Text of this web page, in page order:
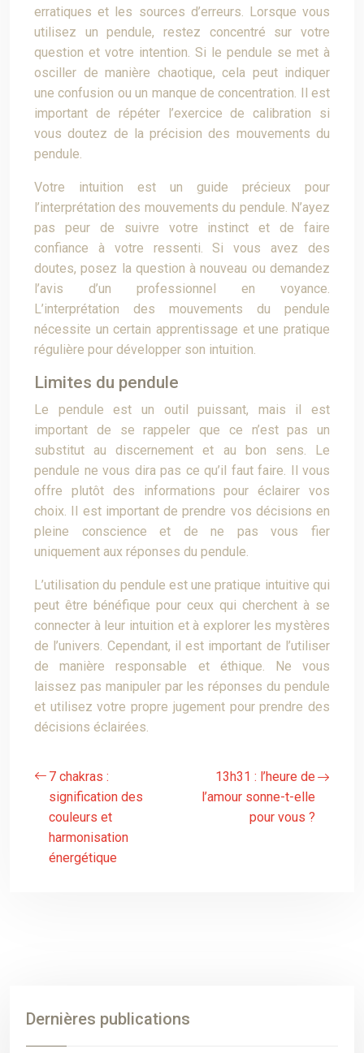
erratiques et les sources d’erreurs. Lorsque vous
utilisez un pendule, restez concentré sur votre
question et votre intention. Si le pendule se met à
osciller de manière chaotique, cela peut indiquer
une confusion ou un manque de concentration. Il est
important de répéter l’exercice de calibration si
vous doutez de la précision des mouvements du
pendule.
Votre intuition est un guide précieux pour
l’interprétation des mouvements du pendule. N’ayez
pas peur de suivre votre instinct et de faire
confiance à votre ressenti. Si vous avez des
doutes, posez la question à nouveau ou demandez
l’avis d’un professionnel en voyance.
L’interprétation des mouvements du pendule
nécessite un certain apprentissage et une pratique
régulière pour développer son intuition.
Limites du pendule
Le pendule est un outil puissant, mais il est
important de se rappeler que ce n’est pas un
substitut au discernement et au bon sens. Le
pendule ne vous dira pas ce qu’il faut faire. Il vous
offre plutôt des informations pour éclairer vos
choix. Il est important de prendre vos décisions en
pleine conscience et de ne pas vous fier
uniquement aux réponses du pendule.
L’utilisation du pendule est une pratique intuitive qui
peut être bénéfique pour ceux qui cherchent à se
connecter à leur intuition et à explorer les mystères
de l’univers. Cependant, il est important de l’utiliser
de manière responsable et éthique. Ne vous
laissez pas manipuler par les réponses du pendule
et utilisez votre propre jugement pour prendre des
décisions éclairées.
7 chakras :
signification des
couleurs et
harmonisation
énergétique
13h31 : l’heure de
l’amour sonne-t-elle
pour vous ?
Dernières publications